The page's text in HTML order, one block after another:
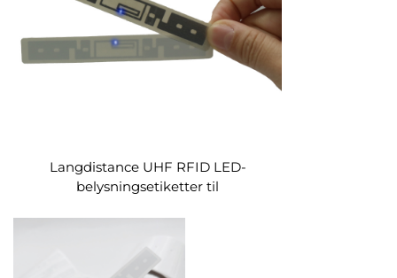
Langdistance UHF RFID LED-
belysningsetiketter til